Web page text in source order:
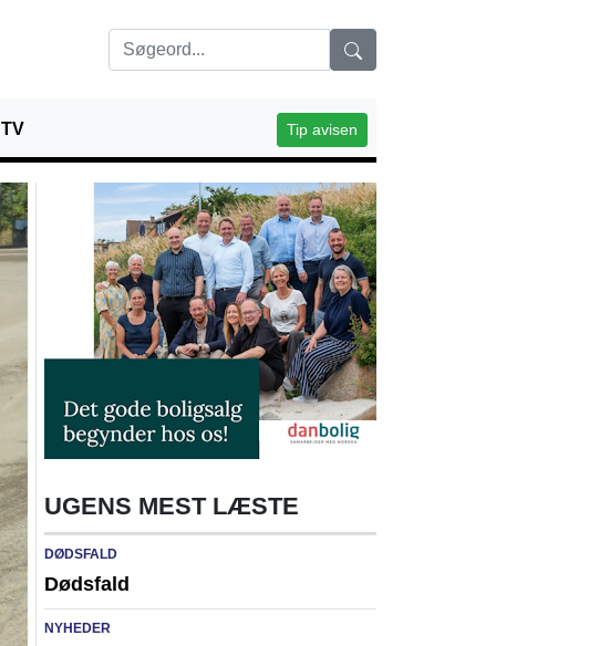
TV Tip avisen
UGENS MEST LÆSTE
DØDSFALD
Dødsfald
NYHEDER